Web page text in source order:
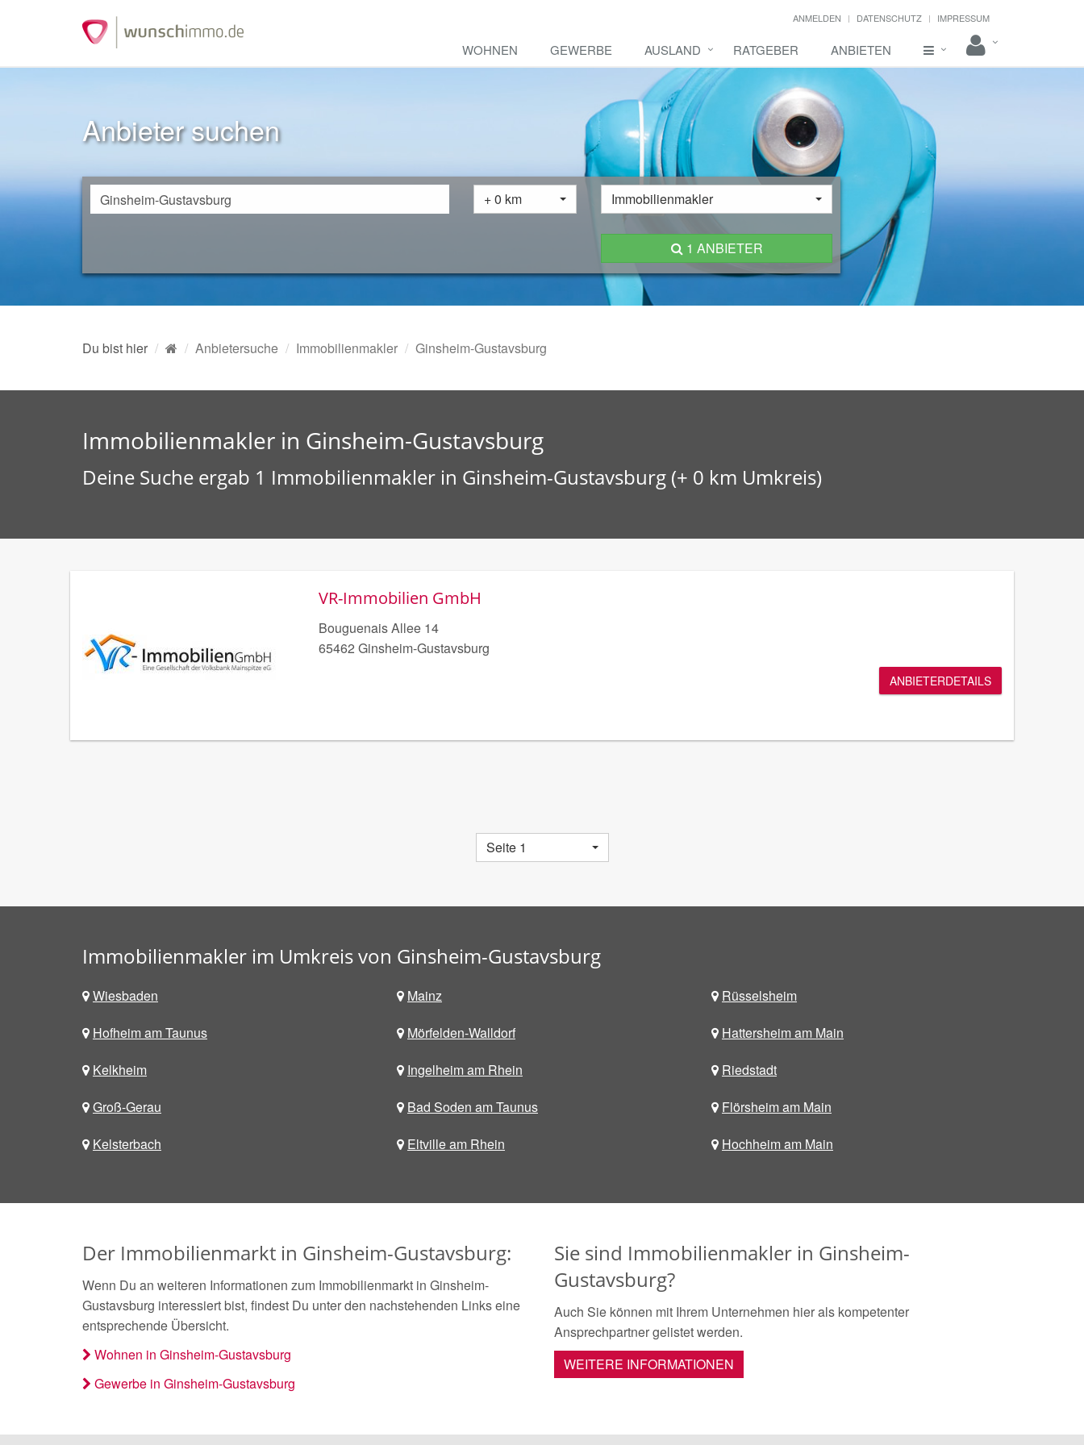
ANMELDEN DATENSCHUTZ IMPRESSUM
WOHNEN GEWERBE AUSLAND RATGEBER ANBIETEN
Anbieter suchen
+ 0 km Immobilienmakler
1 ANBIETER
Du bist hier Anbietersuche Immobilienmakler Ginsheim-Gustavsburg
Immobilienmakler in Ginsheim-Gustavsburg
Deine Suche ergab 1 Immobilienmakler in Ginsheim-Gustavsburg (+ 0 km Umkreis)
VR-Immobilien GmbH
Bouguenais Allee 14
65462 Ginsheim-Gustavsburg
ANBIETERDETAILS
Seite 1
Immobilienmakler im Umkreis von Ginsheim-Gustavsburg
Wiesbaden Mainz
Rüsselsheim
Hofheim am Taunus
Mörfelden-Walldorf
Hattersheim am Main
Kelkheim
Ingelheim am Rhein
Riedstadt
Groß-Gerau
Bad Soden am Taunus
Flörsheim am Main
Kelsterbach
Eltville am Rhein Hochheim am Main
Der Immobilienmarkt in Ginsheim-Gustavsburg:
Wenn Du an weiteren Informationen zum Immobilienmarkt in Ginsheim-
Gustavsburg interessiert bist, findest Du unter den nachstehenden Links eine
entsprechende Übersicht.
Wohnen in Ginsheim-Gustavsburg
Gewerbe in Ginsheim-Gustavsburg
Sie sind Immobilienmakler in Ginsheim-
Gustavsburg?
Auch Sie können mit Ihrem Unternehmen hier als kompetenter
Ansprechpartner gelistet werden.
WEITERE INFORMATIONEN